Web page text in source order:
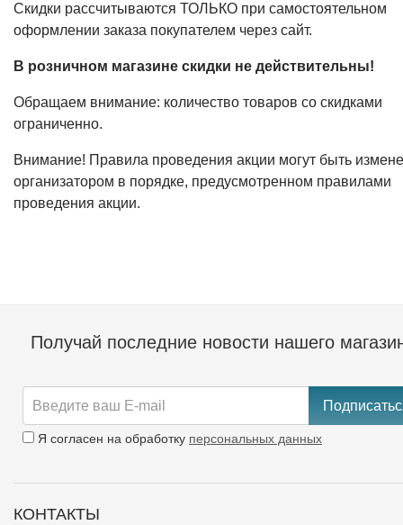
Скидки рассчитываются ТОЛЬКО при самостоятельном
оформлении заказа покупателем через сайт.
В розничном магазине скидки не действительны!
Обращаем внимание: количество товаров со скидками
ограниченно.
Внимание! Правила проведения акции могут быть
организатором в порядке, предусмотренном правилами
проведения акции.
Получай последние новости нашего
Я согласен на обработку персональных данных
КОНТАКТЫ